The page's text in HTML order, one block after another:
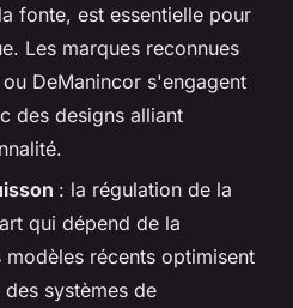
fonte, est essentielle pour
Les marques reconnues
DeManincor s'engagent
des designs alliant
: la régulation de la
qui dépend de la
récents optimisent
systèmes de